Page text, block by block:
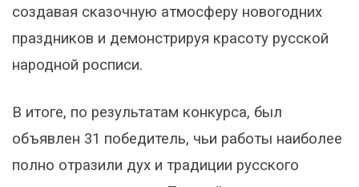
создавая сказочную атмосферу новогодних
праздников и демонстрируя красоту русской
народной росписи.
В итоге, по результатам конкурса, был
объявлен 31 победитель, чьи работы наиболее
полно отразили дух и традиции русского